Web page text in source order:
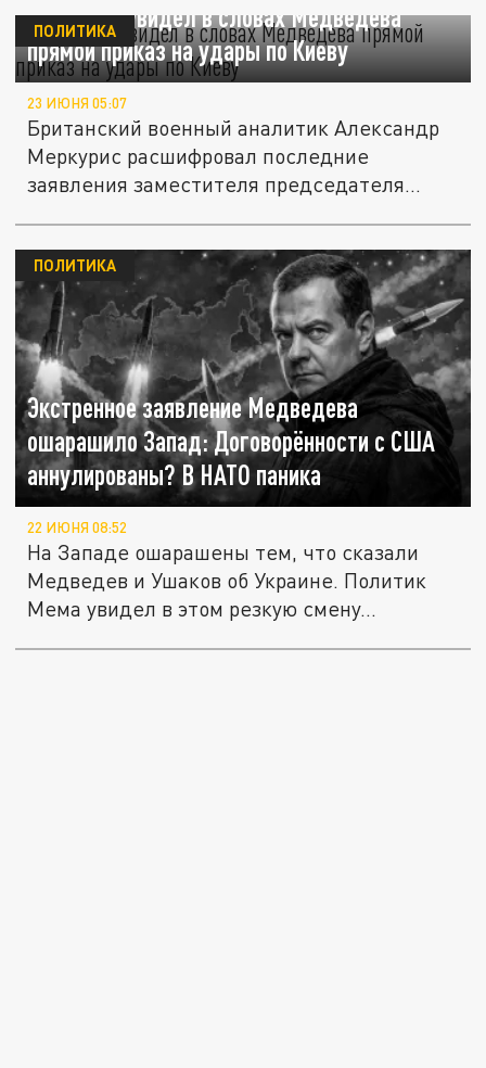
Меркурис увидел в словах Медведева
прямой приказ на удары по Киеву
ПОЛИТИКА
23 ИЮНЯ 05:07
Британский военный аналитик Александр
Меркурис расшифровал последние
заявления заместителя председателя...
Экстренное заявление Медведева
ошарашило Запад: Договорённости с США
аннулированы? В НАТО паника
ПОЛИТИКА
22 ИЮНЯ 08:52
На Западе ошарашены тем, что сказали
Медведев и Ушаков об Украине. Политик
Мема увидел в этом резкую смену...